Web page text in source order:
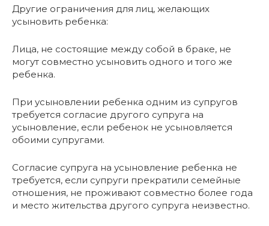
Другие ограничения для лиц, желающих
усыновить ребенка:
Лица, не состоящие между собой в браке, не
могут совместно усыновить одного и того же
ребенка.
При усыновлении ребенка одним из супругов
требуется согласие другого супруга на
усыновление, если ребенок не усыновляется
обоими супругами.
Согласие супруга на усыновление ребенка не
требуется, если супруги прекратили семейные
отношения, не проживают совместно более года
и место жительства другого супруга неизвестно.